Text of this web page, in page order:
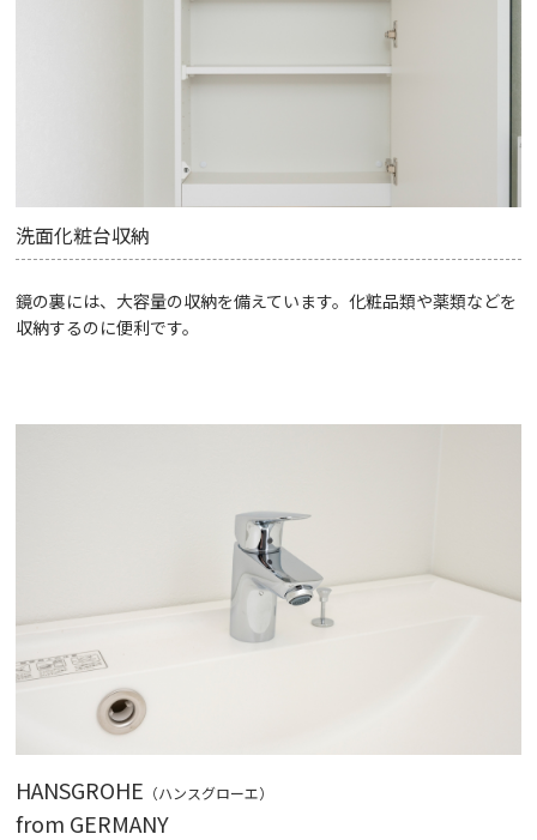
洗面化粧台収納
鏡の裏には、大容量の収納を備えています。化粧品類や薬類などを
収納するのに便利です。
HANSGROHE （ハンスグローエ）
from GERMANY